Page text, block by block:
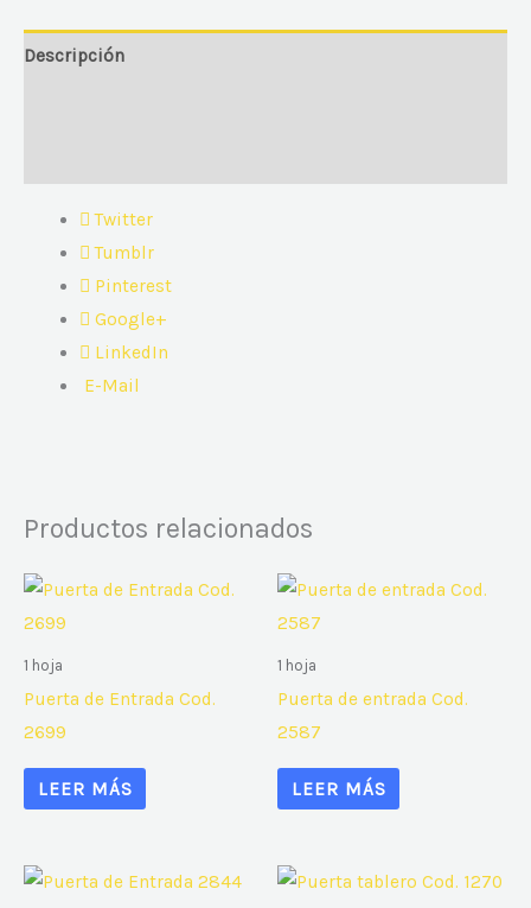
Descripción
Twitter
Tumblr
Pinterest
Google+
LinkedIn
E-Mail
Productos relacionados
1 hoja
Puerta de Entrada Cod.
2699
LEER MÁS
1 hoja
Puerta de entrada Cod.
2587
LEER MÁS